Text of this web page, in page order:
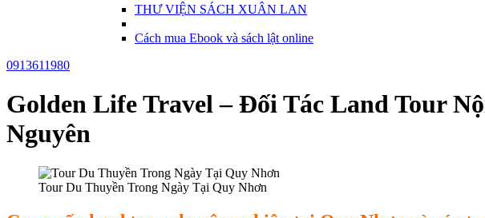
THƯ VIỆN SÁCH XUÂN LAN
Cách mua Ebook và sách lật online
0913611980
Golden Life Travel – Đối Tác Land Tour
Nguyên
Tour Du Thuyền Trong Ngày Tại Quy Nhơn